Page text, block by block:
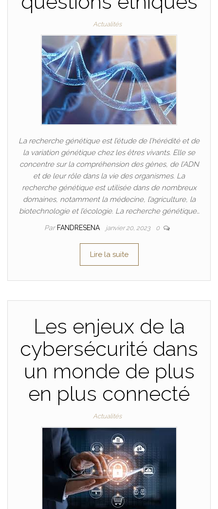
Actualités
La recherche génétique est l’étude de l’hérédité et de
la variation génétique chez les êtres vivants. Elle se
concentre sur la compréhension des gènes, de l’ADN
et de leur rôle dans la vie des organismes. La
recherche génétique est utilisée dans de nombreux
domaines, notamment la médecine, l’agriculture, la
biotechnologie et l’écologie. La recherche génétique…
Par FANDRESENA janvier 20, 2023 0
Lire la suite
Les enjeux de la
cybersécurité dans
un monde de plus
en plus connecté
Actualités